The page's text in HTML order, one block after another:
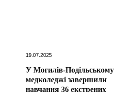
19.07.2025
У Могилів-Подільському
медколеджі завершили
навчання 36 екстрених